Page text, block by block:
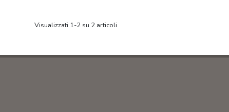
Visualizzati 1-2 su 2 articoli